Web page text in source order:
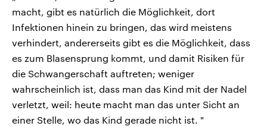
macht, gibt es natürlich die Möglichkeit, dort
Infektionen hinein zu bringen, das wird meistens
verhindert, andererseits gibt es die Möglichkeit, dass
es zum Blasensprung kommt, und damit Risiken für
die Schwangerschaft auftreten; weniger
wahrscheinlich ist, dass man das Kind mit der Nadel
verletzt, weil: heute macht man das unter Sicht an
einer Stelle, wo das Kind gerade nicht ist. "